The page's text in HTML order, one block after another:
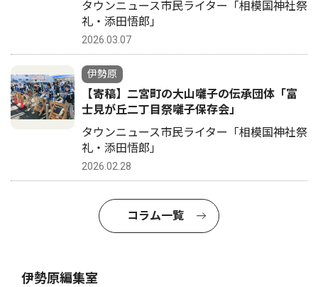
タウンニュース市民ライター「相模国神社祭
礼・添田悟郎」
2026.03.07
伊勢原
【寄稿】二宮町の大山囃子の伝承団体「富
士見が丘二丁目祭囃子保存会」
タウンニュース市民ライター「相模国神社祭
礼・添田悟郎」
2026.02.28
コラム一覧
伊勢原編集室